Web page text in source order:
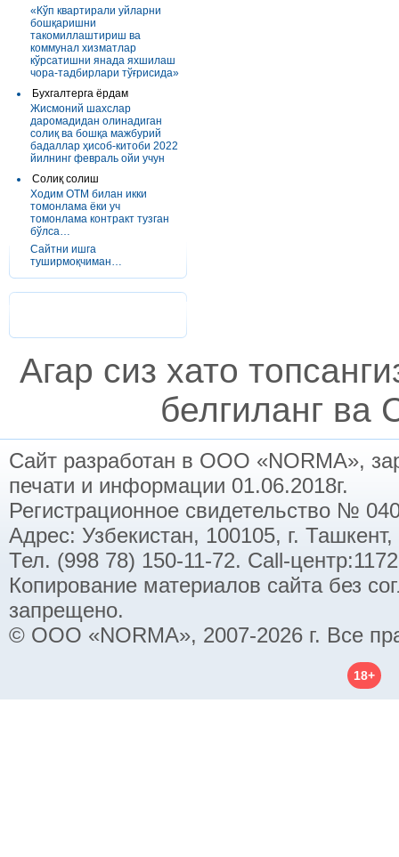
«Кўп квартирали уйларни
бошқаришни
такомиллаштириш ва
коммунал хизматлар
кўрсатишни янада яхшилаш
чора-тадбирлари тўғрисида»
Бухгалтерга ёрдам
Жисмоний шахслар
даромадидан олинадиган
солиқ ва бошқа мажбурий
бадаллар ҳисоб-китоби 2022
йилнинг февраль ойи учун
Солиқ солиш
Ходим ОТМ билан икки
томонлама ёки уч
томонлама контракт тузган
бўлса…
Сайтни ишга
туширмоқчиман…
Агар сиз хато
белгиланг ва
Сайт разработан в ООО «NORMA»,
печати и информации 01.06.2018г.
Регистрационное свидетельство №
Адрес: Узбекистан, 100105, г.
Тел. (998 78) 150-11-72. Call-
Копирование материалов сайта без
запрещено.
© ООО «NORMA», 2007-2026 г. Все
18+